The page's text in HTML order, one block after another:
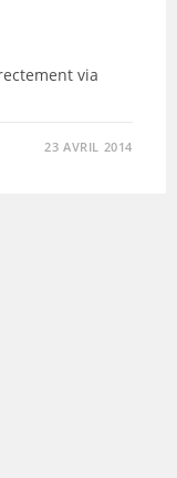
via
23 AVRIL 2014